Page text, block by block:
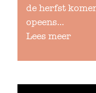
de herfst
opeens...
Lees meer